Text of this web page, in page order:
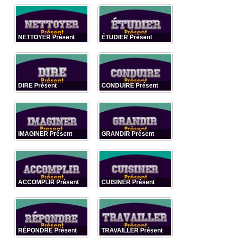
NETTOYER Présent ÉTUDIER Présent
DIRE Présent CONDUIRE Présent
IMAGINER Présent GRANDIR Présent
ACCOMPLIR Présent CUISINER Présent
RÉPONDRE Présent TRAVAILLER Présent